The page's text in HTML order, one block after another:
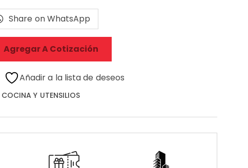
Agregar A Cotización
Share on WhatsApp
Añadir a la lista de deseos
COCINA Y UTENSILIOS